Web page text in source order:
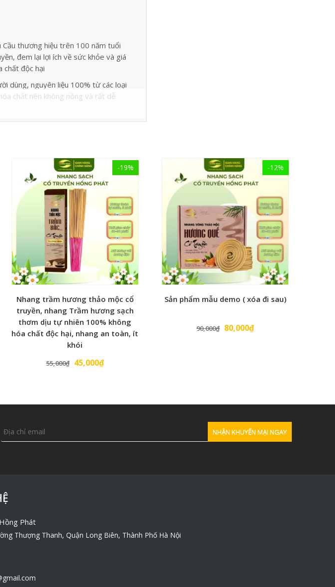
thương hiệu trên 100 năm tuổi
đem lại lợi ích về sức khỏe và giá
chất độc hại
dùng, nguyên liệu 100% từ các loại
chất nên không nồng và rất dễ
viêm xoang, thích hợp dùng thờ
định, yoga, hoặc những Phật tử
thắp hương Ban Thần Tài, Đền
hương dịu nhẹ, tinh tế
đình, Cảm ơn bạn đã tin tưởng lựa
#nhangkhuynhdiep
#nhang #nhangthaptet #thaphuong
-19%
Nhang trầm hương thảo mộc cổ
truyền, nhang Trầm hương sạch
thơm dịu tự nhiên 100% không
hóa chất độc hại, nhang an toàn, ít
khói
55,000₫ 45,000₫
-12%
Sản phẩm mẫu demo ( xóa đi sau)
90,000₫ 80,000₫
Phát
Thượng Thanh, Quận Long Biên, Thành Phố Hà Nội